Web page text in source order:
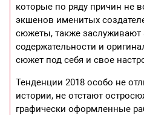
которые по ряду причин не
экшенов именитых
сюжеты, также заслуживают
содержательности и
сюжет под себя и свое
Тенденции 2018 особо не
истории, не отстают
графически оформленные